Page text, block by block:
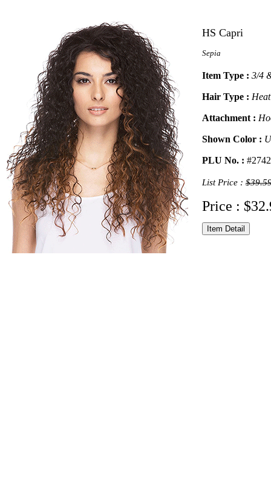
HS Capri
Sepia
Item Type : 3/4
Hair Type :
Attachment :
Shown Color :
PLU No. :
List Price :
Price :